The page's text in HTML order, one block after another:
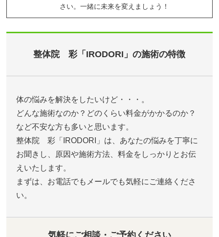
さい。一緒に未来を変えましょう！
整体院 彩「IRODORI」の施術の特徴
体の悩みを解決をしたいけど・・・。
どんな施術なのか？どのくらい料金がかかるのか？
など不安な方も多いと思います。
整体院 彩「IRODORI」は、あなたの悩みを丁寧に
お聞きし、原因や施術方法、料金をしっかりとお伝
えいたします。
まずは、お電話でもメールでも気軽にご連絡くださ
い。